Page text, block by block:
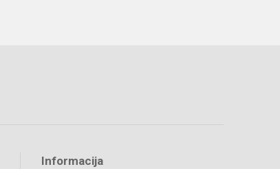
Informacija